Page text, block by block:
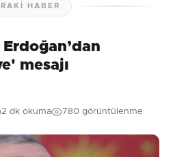
HABER
mesajı
2 dk okuma 780 görüntülenme